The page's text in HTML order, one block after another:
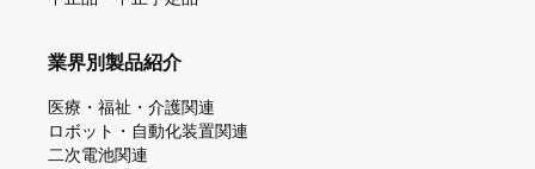
業界別製品紹介
医療・福祉・介護関連
ロボット・自動化装置関連
二次電池関連